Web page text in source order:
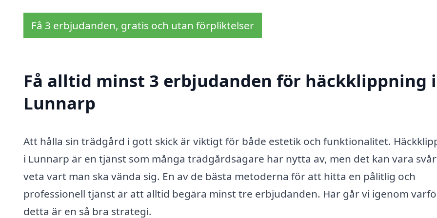
Få 3 erbjudanden, gratis och utan förpliktelser
Få alltid minst 3 erbjudanden för häckklippning i
Lunnarp
Att hålla sin trädgård i gott skick är viktigt för både estetik och funktionalitet.
i Lunnarp är en tjänst som många trädgårdsägare har nytta av, men det kan vara
veta vart man ska vända sig. En av de bästa metoderna för att hitta en pålitlig och
professionell tjänst är att alltid begära minst tre erbjudanden. Här går vi igenom
detta är en så bra strategi.